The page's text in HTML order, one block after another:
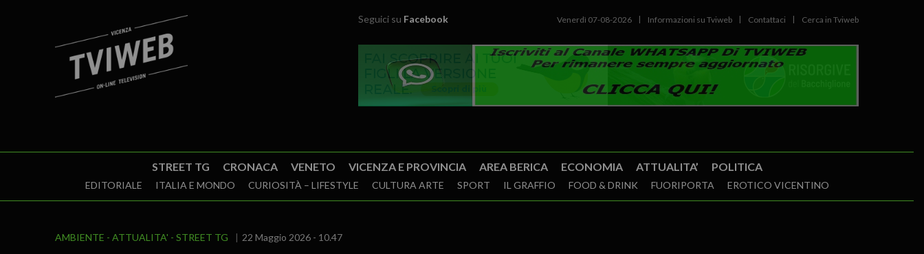
Seguici su Facebook Venerdì 07-08-2026 Informazioni su Tviweb Contattaci Cerca in Tviweb
STREET TG CRONACA VENETO VICENZA E PROVINCIA AREA BERICA ECONOMIA ATTUALITA’ POLITICA
EDITORIALE ITALIA E MONDO CURIOSITÀ – LIFESTYLE CULTURA ARTE SPORT IL GRAFFIO FOOD & DRINK FUORIPORTA EROTICO VICENTINO
AMBIENTE ATTUALITA' STREET TG 22 Maggio 2026 - 10.47